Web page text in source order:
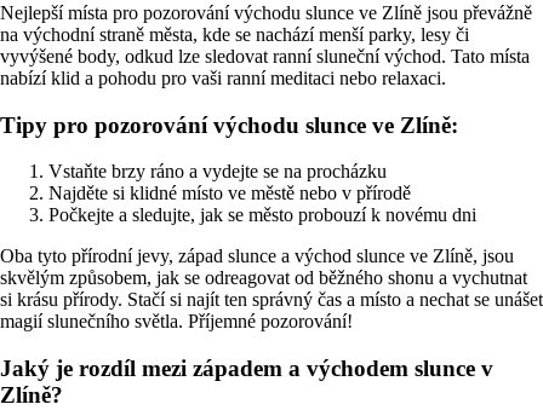
Nejlepší místa pro pozorování východu slunce ve Zlíně jsou převážně
na východní straně města, kde se nachází menší parky, lesy či
vyvýšené body, odkud lze sledovat ranní sluneční východ. Tato místa
nabízí klid a pohodu pro vaši ranní meditaci nebo relaxaci.
Tipy pro pozorování východu slunce ve Zlíně:
Vstaňte brzy ráno a vydejte se na procházku
Najděte si klidné místo ve městě nebo v přírodě
Počkejte a sledujte, jak se město probouzí k novému dni
Oba tyto přírodní jevy, západ slunce a východ slunce ve Zlíně, jsou
skvělým způsobem, jak se odreagovat od běžného shonu a vychutnat
si krásu přírody. Stačí si najít ten správný čas a místo a nechat se unášet
magií slunečního světla. Příjemné pozorování!
Jaký je rozdíl mezi západem a východem slunce v
Zlíně?